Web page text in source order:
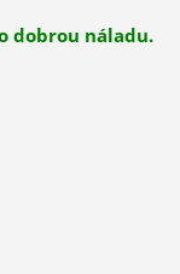
dobrou náladu.